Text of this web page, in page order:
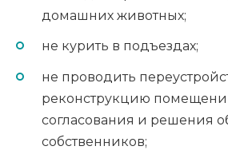
домашних животных;
не курить в подъездах;
не проводить
реконструкцию
согласования и решения
собственников;